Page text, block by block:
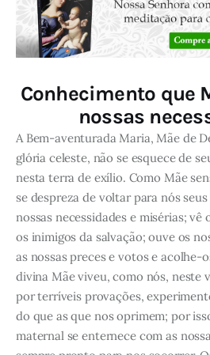
Conhecimento que
nossas
A Bem-aventurada Maria, Mãe de
glória celeste, não se esquece de
nesta terra de exílio. Como Mãe
se despreza de voltar para nós
nossas necessidades e misérias; vê
os inimigos da salvação; ouve os
as nossas preces e votos e acolhe-
divina Mãe viveu, como nós, neste
por terríveis provações,
do que as que nos oprimem; por
maternal se enternece com as